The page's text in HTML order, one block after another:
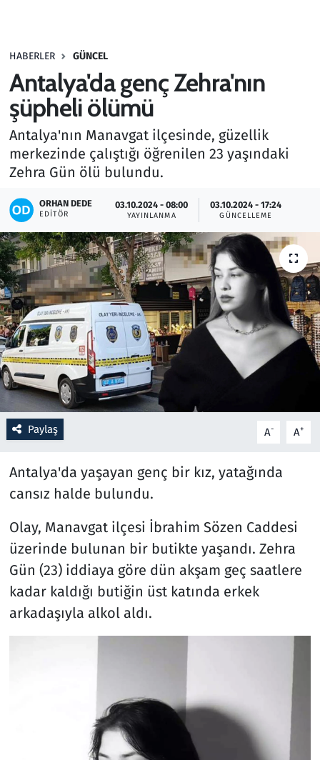
HABERLER GÜNCEL
Antalya'da genç Zehra'nın
şüpheli ölümü
Antalya'nın Manavgat ilçesinde, güzellik
merkezinde çalıştığı öğrenilen 23 yaşındaki
Zehra Gün ölü bulundu.
ORHAN DEDE
EDITÖR
03.10.2024 - 08:00
YAYINLANMA
03.10.2024 - 17:24
GÜNCELLEME
Paylaş A- A+
Antalya'da yaşayan genç bir kız, yatağında
cansız halde bulundu.
Olay, Manavgat ilçesi İbrahim Sözen Caddesi
üzerinde bulunan bir butikte yaşandı. Zehra
Gün (23) iddiaya göre dün akşam geç saatlere
kadar kaldığı butiğin üst katında erkek
arkadaşıyla alkol aldı.
Haber
Kültür Sanat
Kurumsal Haberler
Lezzet Durağı
Memur ve Kamu
Otomobil
Oyun
Ramazan
Resmi İlanlar
Rüya Tabirleri
Sağlık
Seçim 2023
Spor
Teknoloji ve Bilim
Televizyon